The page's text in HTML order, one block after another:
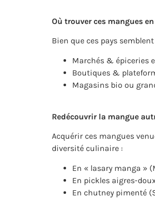
Où trouver ces mangues
Bien que ces pays
Marchés & épiceries
Boutiques &
Magasins bio ou
Redécouvrir la mangue
Acquérir ces mangues
diversité culinaire :
En « lasary manga »
En pickles aigres-
En chutney pimenté